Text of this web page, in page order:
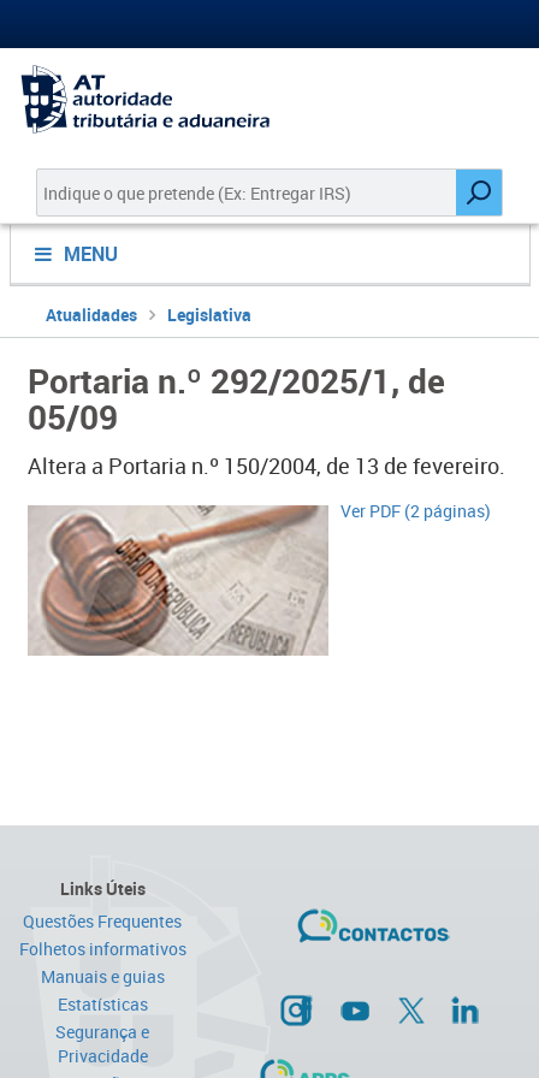
MENU
Atualidades Legislativa
Portaria n.º 292/2025/1, de
05/09
Altera a Portaria n.º 150/2004, de 13 de fevereiro.
​​Ver PDF (2 páginas)​
Links Úteis
Questões Frequentes
Folhetos informativos
Manuais e guias
Estatísticas
Segurança e
Privacidade